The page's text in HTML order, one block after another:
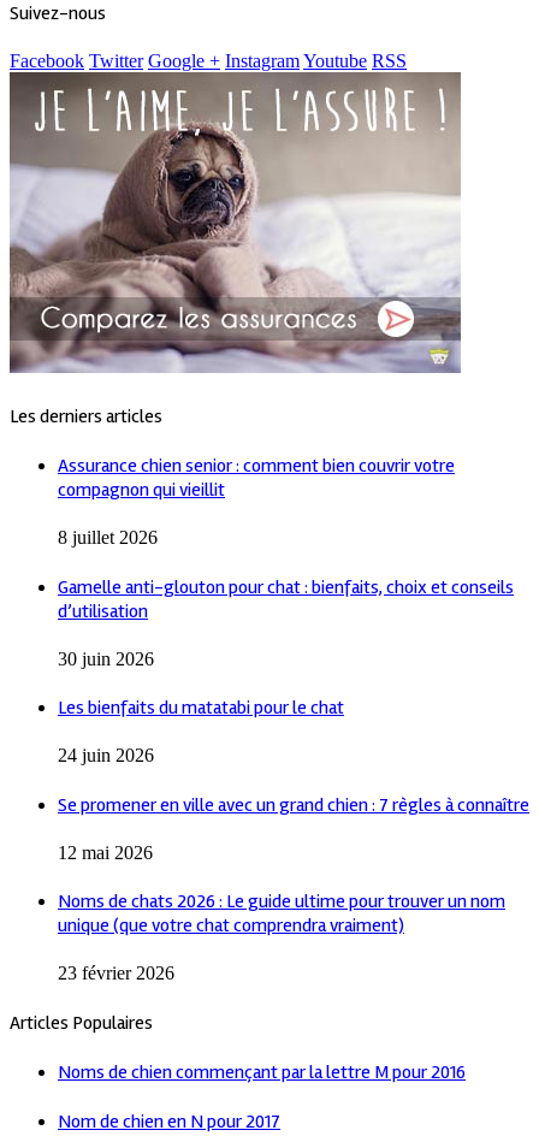
Suivez-nous
Facebook Twitter Google + InstagramYoutube RSS
Les derniers articles
Assurance chien senior : comment bien couvrir votre
compagnon qui vieillit
8 juillet 2026
Gamelle anti-glouton pour chat : bienfaits, choix et conseils
d’utilisation
30 juin 2026
Les bienfaits du matatabi pour le chat
24 juin 2026
Se promener en ville avec un grand chien : 7 règles à connaître
12 mai 2026
Noms de chats 2026 : Le guide ultime pour trouver un nom
unique (que votre chat comprendra vraiment)
23 février 2026
Articles Populaires
Noms de chien commençant par la lettre M pour 2016
Nom de chien en N pour 2017